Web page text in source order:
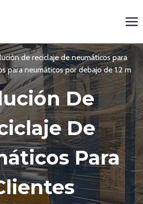
de reciclaje de neumáticos para
para neumáticos por debajo de 1.2 m
De
De
Para